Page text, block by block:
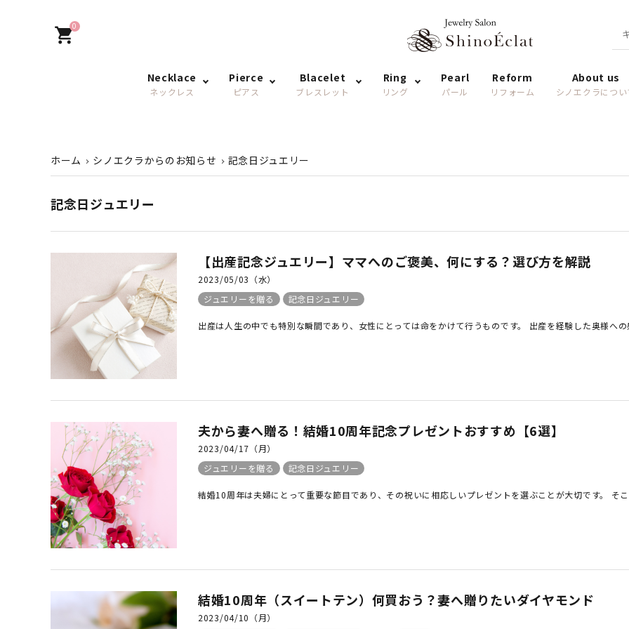
0
shopping_cart
Necklace
ネックレス
Pierce
ピアス
Blacelet
ブレスレット
Ring
リング
Pearl
パール
Reform
リフォーム
About us
シノエクラについ
ホーム シノエクラからのお知らせ 記念日ジュエリー
記念日ジュエリー
【出産記念ジュエリー】ママへのご褒美、何にする？選び方を解説
2023/05/03（水）
ジュエリーを贈る
記念日ジュエリー
出産は人生の中でも特別な瞬間であり、女性にとっては命をかけて行うものです。 出産を経験した奥様へ
夫から妻へ贈る！結婚10周年記念プレゼントおすすめ【6選】
2023/04/17（月）
ジュエリーを贈る
記念日ジュエリー
結婚10周年は夫婦にとって重要な節目であり、その祝いに相応しいプレゼントを選ぶことが大切です。 そ
結婚10周年（スイートテン）何買おう？妻へ贈りたいダイヤモンド
2023/04/10（月）